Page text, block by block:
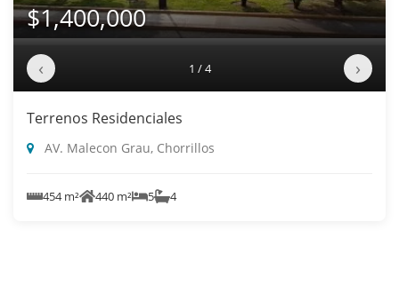
$1,400,000
‹ 1 / 4 ›
Terrenos Residenciales
AV. Malecon Grau, Chorrillos
454 m² 440 m² 5 4